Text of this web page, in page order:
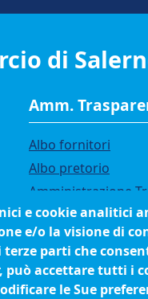
di
Amm.
Albo fornitori
Albo pretorio
Amministrazione
Bandi di gara
Bilanci
Concorsi e selezioni
Organigramma
e cookie analitici
e/o la visione di
terze parti che
accettare tutti i
le Sue